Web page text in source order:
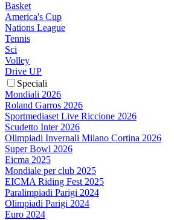
Basket
America's Cup
Nations League
Tennis
Sci
Volley
Drive UP
Speciali
Mondiali 2026
Roland Garros 2026
Sportmediaset Live Riccione 2026
Scudetto Inter 2026
Olimpiadi Invernali Milano Cortina 2026
Super Bowl 2026
Eicma 2025
Mondiale per club 2025
EICMA Riding Fest 2025
Paralimpiadi Parigi 2024
Olimpiadi Parigi 2024
Euro 2024